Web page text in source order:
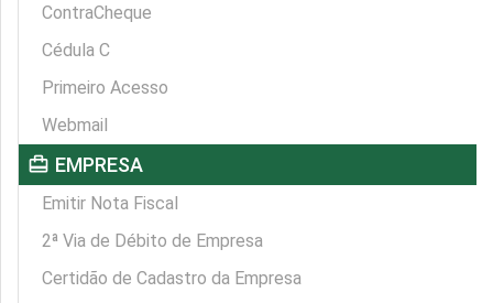
ContraCheque
Cédula C
Primeiro Acesso
Webmail
card_travel EMPRESA
Emitir Nota Fiscal
2ª Via de Débito de Empresa
Certidão de Cadastro da Empresa